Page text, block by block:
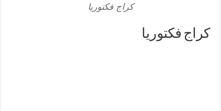
كراج فكتوريا
كراج فكتوريا